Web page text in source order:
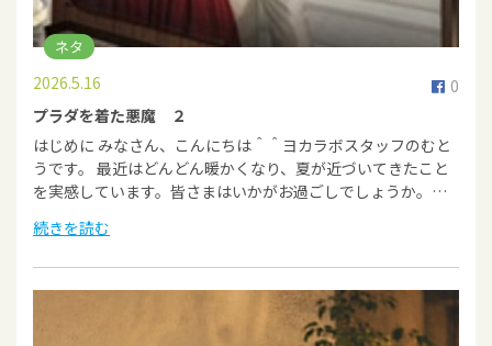
ネタ
0
2026.5.16
プラダを着た悪魔 ２
はじめに みなさん、こんにちは＾＾ヨカラボスタッフのむと
うです。 最近はどんどん暖かくなり、夏が近づいてきたこと
を実感しています。皆さまはいかがお過ごしでしょうか。…
続きを読む